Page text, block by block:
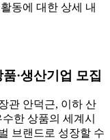
동에 대한 상세 내
·생산기업 모집
관 안덕근, 이하 산
한 상품의 세계시
브랜드로 성장할 수